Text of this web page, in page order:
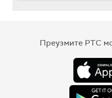
Преузмите РТС